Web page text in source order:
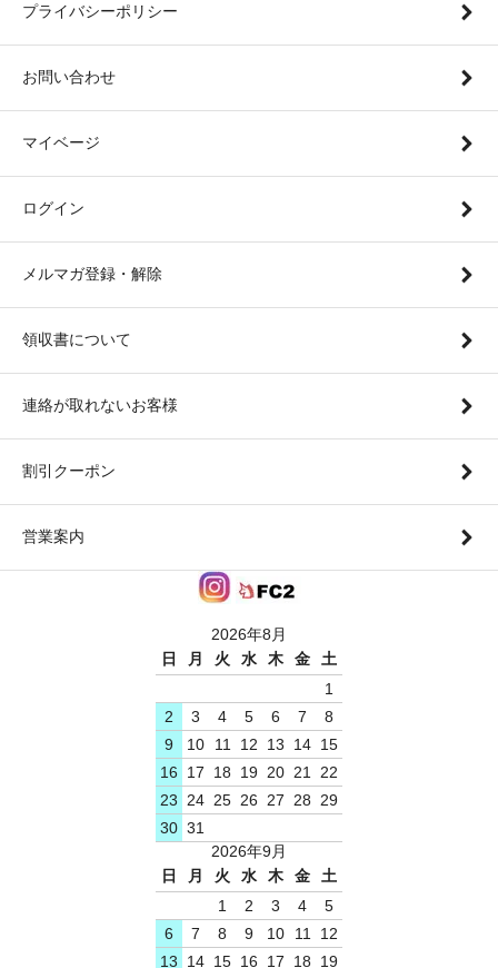
プライバシーポリシー
お問い合わせ
マイベージ
ログイン
メルマガ登録・解除
領収書について
連絡が取れないお客様
割引クーポン
営業案内
2026年8月
日
月 火 水 木 金
土
1
2
3 4 5 6 7
8
9
10 11 12 13 14 15
16
17 18 19 20 21
22
23
24 25 26 27 28
29
30 31
2026年9月
日
月 火 水 木 金
土
1
2 3 4
5
6
7 8 9 10 11
12
13
14 15 16 17 18 19